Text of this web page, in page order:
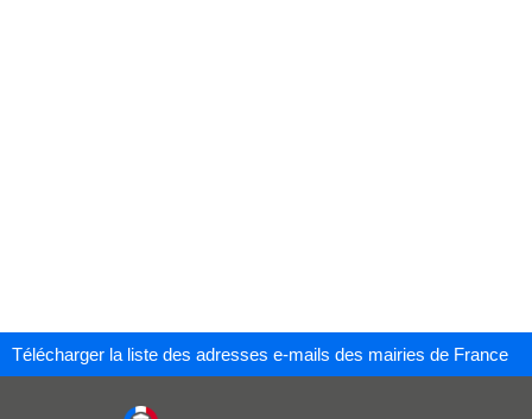
Télécharger la liste des adresses e-mails des mairies de France